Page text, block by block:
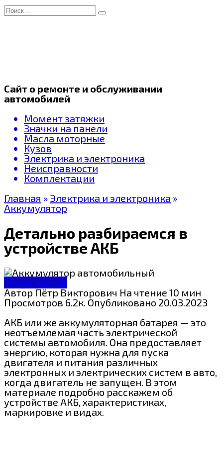
Перейти
к
Search
for:
Сайт о ремонте и обслуживании
автомобилей
Момент затяжки
Значки на панели
Масла моторные
Кузов
Электрика и электроника
Неисправности
Комплектации
Главная » Электрика и электроника »
Аккумулятор
Детально разбираемся в
устройстве АКБ
Аккумулятор
АвторПётр Викторович На чтение 10 мин
Просмотров 6.2к. Опубликовано 20.03.2023
АКБ или же аккумуляторная батарея — это
неотъемлемая часть электрической
системы автомобиля. Она предоставляет
энергию, которая нужна для пуска
двигателя и питания различных
электронных и электрических систем в авто,
когда двигатель не запущен. В этом
материале подробно расскажем об
устройстве АКБ, характеристиках,
маркировке и видах.